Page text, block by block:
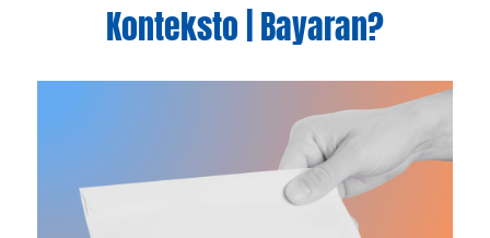
Konteksto | Bayaran?